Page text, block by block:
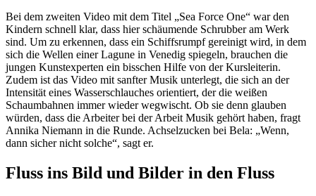
Bei dem zweiten Video mit dem Titel „Sea Force One“ war den
Kindern schnell klar, dass hier schäumende Schrubber am Werk
sind. Um zu erkennen, dass ein Schiffsrumpf gereinigt wird, in dem
sich die Wellen einer Lagune in Venedig spiegeln, brauchen die
jungen Kunstexperten ein bisschen Hilfe von der Kursleiterin.
Zudem ist das Video mit sanfter Musik unterlegt, die sich an der
Intensität eines Wasserschlauches orientiert, der die weißen
Schaumbahnen immer wieder wegwischt. Ob sie denn glauben
würden, dass die Arbeiter bei der Arbeit Musik gehört haben, fragt
Annika Niemann in die Runde. Achselzucken bei Bela: „Wenn,
dann sicher nicht solche“, sagt er.
Fluss ins Bild und Bilder in den Fluss